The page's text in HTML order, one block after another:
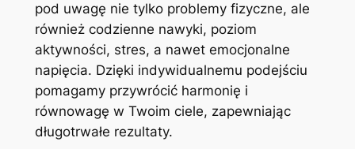
pod uwagę nie tylko problemy fizyczne, ale
również codzienne nawyki, poziom
aktywności, stres, a nawet emocjonalne
napięcia. Dzięki indywidualnemu podejściu
pomagamy przywrócić harmonię i
równowagę w Twoim ciele, zapewniając
długotrwałe rezultaty.